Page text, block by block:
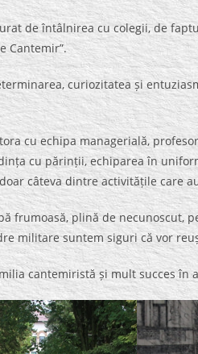
întâlnirea cu colegii, de faptul
Cantemir”.
curiozitatea și
cu echipa managerială,
cu părinții, echiparea în
câteva dintre activitățile care
frumoasă, plină de necunoscut,
militare suntem siguri că vor
cantemiristă și mult succes